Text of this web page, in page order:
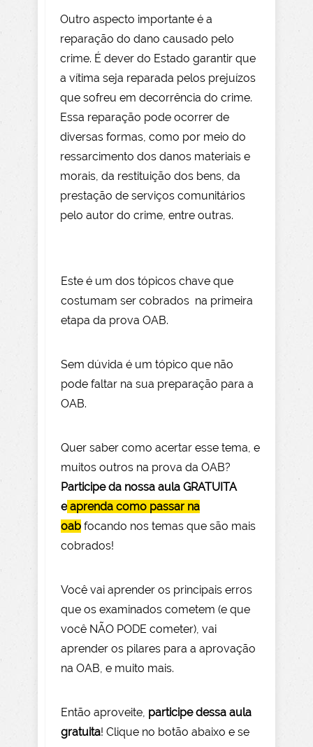
Outro aspecto importante é a
reparação do dano causado pelo
crime. É dever do Estado garantir que
a vítima seja reparada pelos prejuízos
que sofreu em decorrência do crime.
Essa reparação pode ocorrer de
diversas formas, como por meio do
ressarcimento dos danos materiais e
morais, da restituição dos bens, da
prestação de serviços comunitários
pelo autor do crime, entre outras.
Este é um dos tópicos chave que
costumam ser cobrados na primeira
etapa da prova OAB.
Sem dúvida é um tópico que não
pode faltar na sua preparação para a
OAB.
Quer saber como acertar esse tema, e
muitos outros na prova da OAB?
Participe da nossa aula GRATUITA
e aprenda como passar na
oab focando nos temas que são mais
cobrados!
Você vai aprender os principais erros
que os examinados cometem (e que
você NÃO PODE cometer), vai
aprender os pilares para a aprovação
na OAB, e muito mais.
Então aproveite, participe dessa aula
gratuita! Clique no botão abaixo e se